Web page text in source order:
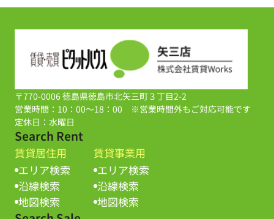
〒770-0006 徳島県徳島市北矢三町３丁目2-2
営業時間：10：00～18：00 ※営業時間外もご対応可能です
定休日：水曜日
Search Rent
賃貸居住用
エリア検索
沿線検索
地図検索
賃貸事業用
エリア検索
沿線検索
地図検索